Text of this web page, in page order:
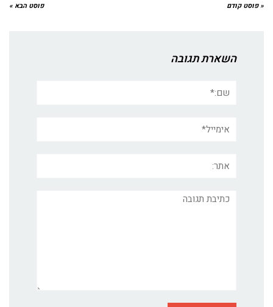
« פוסט קודם פוסט הבא »
השארת תגובה
תגובה